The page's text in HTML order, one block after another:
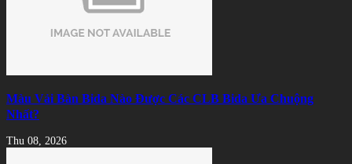
Màu Vải Bàn Bida Nào Được Các CLB Bida Ưa Chuộng
Nhất?
Thu 08, 2026